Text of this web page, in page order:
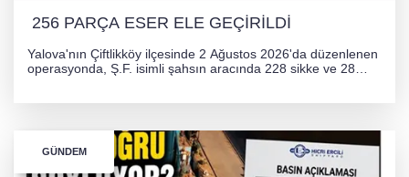
256 PARÇA ESER ELE GEÇİRİLDİ
Yalova'nın Çiftlikköy ilçesinde 2 Ağustos 2026'da düzenlenen
operasyonda, Ş.F. isimli şahsın aracında 228 sikke ve 28
GÜNDEM